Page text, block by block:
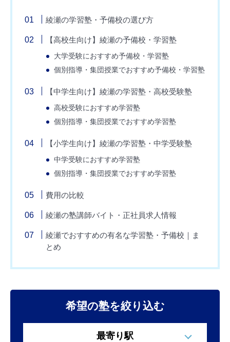
綾瀬の学習塾・予備校の選び方
【高校生向け】綾瀬の予備校・学習塾
大学受験におすすめ予備校・学習塾
個別指導・集団授業でおすすめ予備校・学習塾
【中学生向け】綾瀬の学習塾・高校受験塾
高校受験におすすめ学習塾
個別指導・集団授業でおすすめ学習塾
【小学生向け】綾瀬の学習塾・中学受験塾
中学受験におすすめ学習塾
個別指導・集団授業でおすすめ学習塾
費用の比較
綾瀬の塾講師バイト・正社員求人情報
綾瀬でおすすめの有名な学習塾・予備校｜ま
とめ
希望の塾を絞り込む
最寄り駅